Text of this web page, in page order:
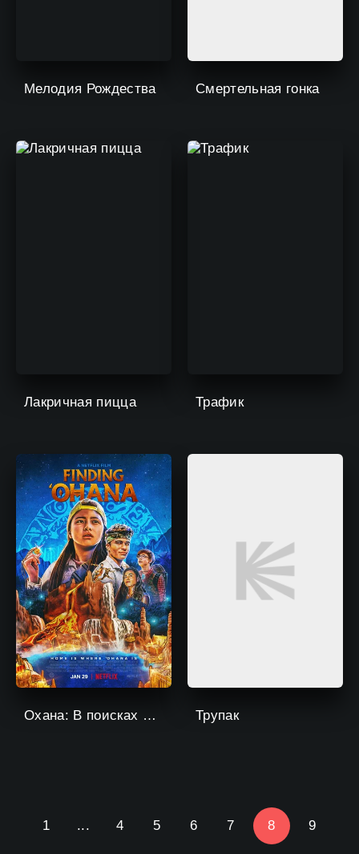
Мелодия Рождества Смертельная гонка
Лакричная пицца Трафик
Охана: В поисках сокровища Трупак
1 ... 4 5 6 7 8 9